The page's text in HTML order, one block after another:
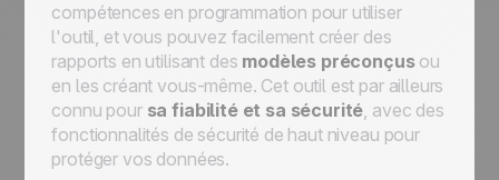
compétences en programmation pour utiliser
l'outil, et vous pouvez facilement créer des
rapports en utilisant des modèles préconçusou
en les créant vous-même. Cet outil est par ailleurs
connu pour sa fiabilité et sa sécurité, avec des
fonctionnalités de sécurité de haut niveau pour
protéger vos données.